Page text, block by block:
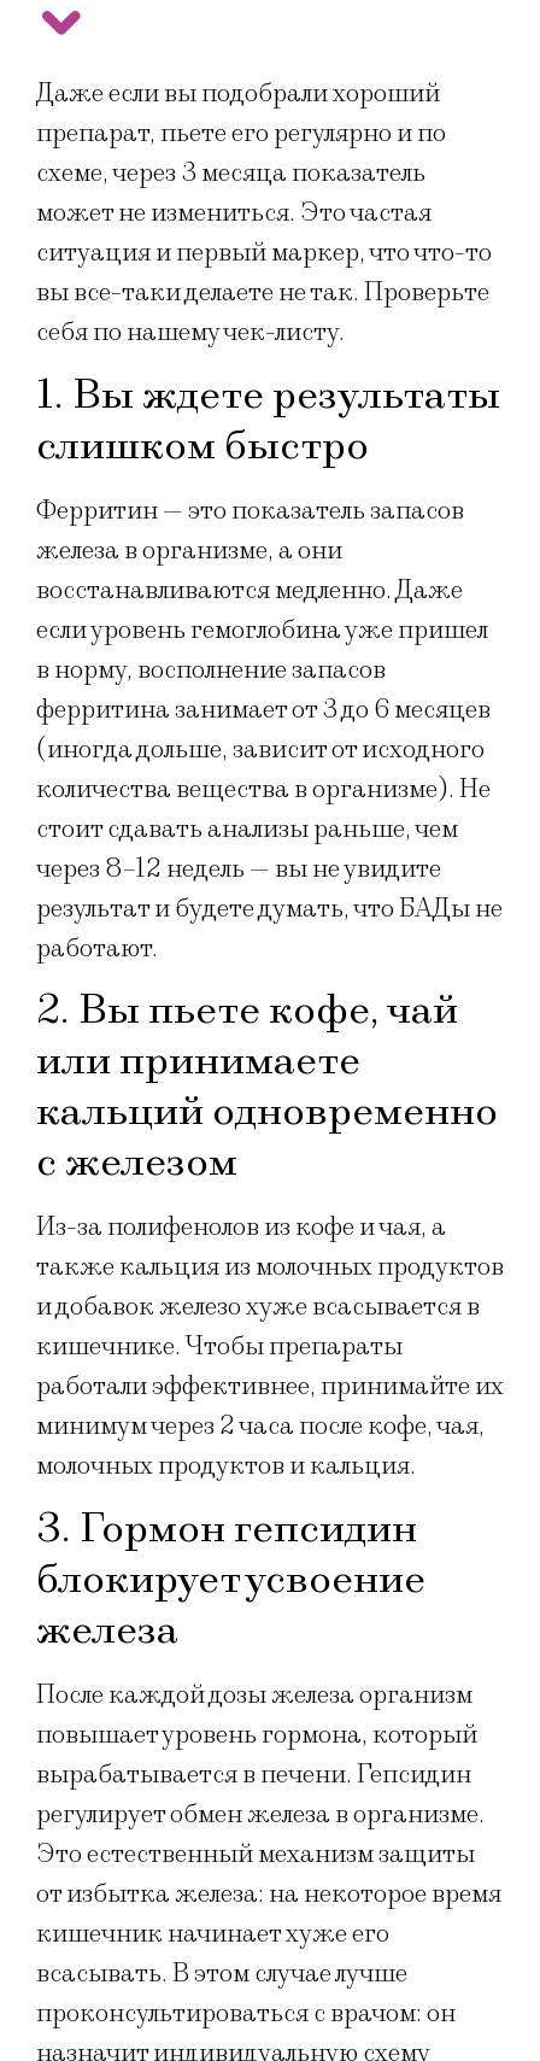
Даже если вы подобрали хороший
препарат, пьете его регулярно и по
схеме, через 3 месяца показатель
может не измениться. Это частая
ситуация и первый маркер, что что-то
вы все-таки делаете не так. Проверьте
себя по нашему чек-листу.
1. Вы ждете результаты
слишком быстро
Ферритин — это показатель запасов
железа в организме, а они
восстанавливаются медленно. Даже
если уровень гемоглобина уже пришел
в норму, восполнение запасов
ферритина занимает от 3 до 6 месяцев
(иногда дольше, зависит от исходного
количества вещества в организме). Не
стоит сдавать анализы раньше, чем
через 8–12 недель — вы не увидите
результат и будете думать, что БАДы не
работают.
2. Вы пьете кофе, чай
или принимаете
кальций одновременно
с железом
Из-за полифенолов из кофе и чая, а
также кальция из молочных продуктов
и добавок железо хуже всасывается в
кишечнике. Чтобы препараты
работали эффективнее, принимайте их
минимум через 2 часа после кофе, чая,
молочных продуктов и кальция.
3. Гормон гепсидин
блокирует усвоение
железа
После каждой дозы железа организм
повышает уровень гормона, который
вырабатывается в печени. Гепсидин
регулирует обмен железа в организме.
Это естественный механизм защиты
от избытка железа: на некоторое время
кишечник начинает хуже его
всасывать. В этом случае лучше
проконсультироваться с врачом: он
назначит индивидуальную схему